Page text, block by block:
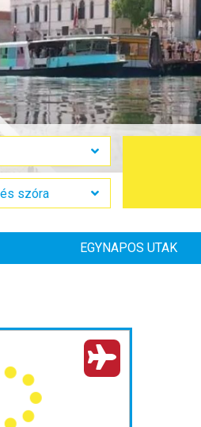
EGYNAPOS UTAK